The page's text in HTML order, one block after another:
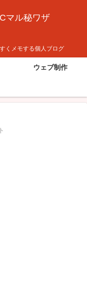
マル秘ワザ
くメモする個人ブログ
ウェブ制作